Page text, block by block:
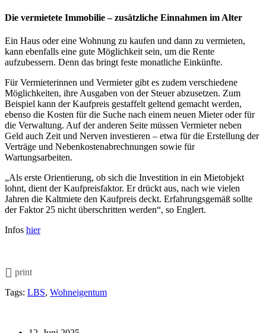
Die vermietete Immobilie – zusätzliche Einnahmen im Alter
Ein Haus oder eine Wohnung zu kaufen und dann zu vermieten,
kann ebenfalls eine gute Möglichkeit sein, um die Rente
aufzubessern. Denn das bringt feste monatliche Einkünfte.
Für Vermieterinnen und Vermieter gibt es zudem verschiedene
Möglichkeiten, ihre Ausgaben von der Steuer abzusetzen. Zum
Beispiel kann der Kaufpreis gestaffelt geltend gemacht werden,
ebenso die Kosten für die Suche nach einem neuen Mieter oder für
die Verwaltung. Auf der anderen Seite müssen Vermieter neben
Geld auch Zeit und Nerven investieren – etwa für die Erstellung der
Verträge und Nebenkostenabrechnungen sowie für
Wartungsarbeiten.
„Als erste Orientierung, ob sich die Investition in ein Mietobjekt
lohnt, dient der Kaufpreisfaktor. Er drückt aus, nach wie vielen
Jahren die Kaltmiete den Kaufpreis deckt. Erfahrungsgemäß sollte
der Faktor 25 nicht überschritten werden“, so Englert.
Infos hier
print
Tags: LBS, Wohneigentum